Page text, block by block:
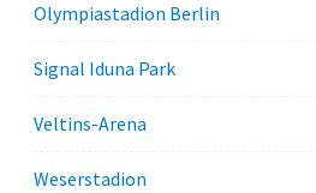
Olympiastadion Berlin
Signal Iduna Park
Veltins-Arena
Weserstadion